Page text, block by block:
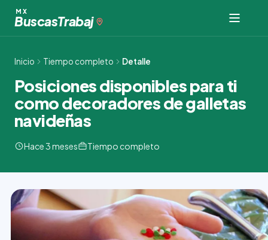
contenido
MX
BuscasTrabaj
Inicio Tiempo completo Detalle
Posiciones disponibles para ti
como decoradores de galletas
navideñas
Hace 3 meses Tiempo completo